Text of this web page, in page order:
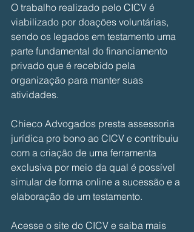
O trabalho realizado pelo CICV é
viabilizado por doações voluntárias,
sendo os legados em testamento uma
parte fundamental do financiamento
privado que é recebido pela
organização para manter suas
atividades.
Chieco Advogados presta assessoria
jurídica pro bono ao CICV e contribuiu
com a criação de uma ferramenta
exclusiva por meio da qual é possível
simular de forma online a sucessão e a
elaboração de um testamento.
Acesse o site do CICV e saiba mais